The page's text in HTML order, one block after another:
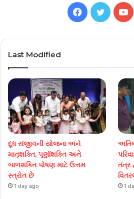
Facebook
Twitter
Last Modified
દૂધ સંજીવની યોજના અને
માતૃશક્તિ, પૂર્ણાશક્તિ અને
બાળશક્તિ પોષણ માટે ઉત્તમ
સ્ત્રોત છે
1 day ago
તંત્ર
1